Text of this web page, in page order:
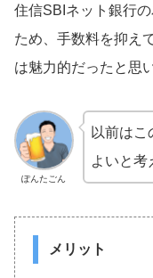
住信SBIネット銀行
ため、手数料を抑え
は魅力的だったと思
ぽんたごん
以前は
よいと考
メリット